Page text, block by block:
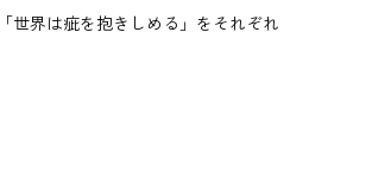
世界は疵を抱きしめる」をそれぞれ